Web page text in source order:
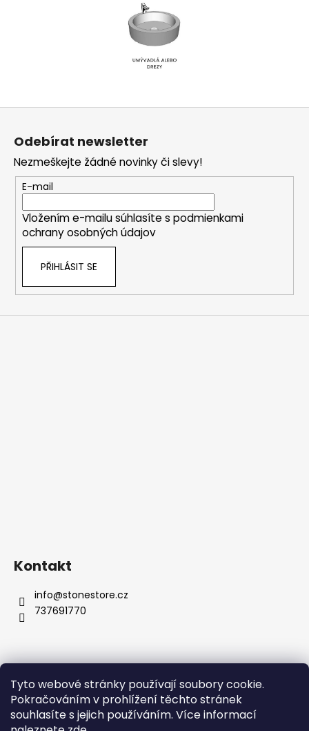
Tyto webové stránky používají soubory cookie.
Pokračováním v prohlížení těchto stránek
souhlasíte s jejich používáním. Více informací
Odebírat newsletter
Nezmeškejte žádné novinky či slevy!
E-mail
Vložením e-mailu súhlasíte s podmienkami
ochrany osobných údajov
PŘIHLÁSIT SE
Kontakt
info@stonestore.cz
737691770
Obchodní podmínky Podmínky ochrany osobních údajů
Velkoobchod
Kontakty